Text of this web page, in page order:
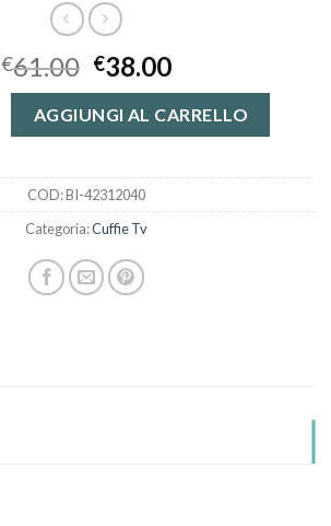
€61.00 €38.00
AGGIUNGI AL CARRELLO
COD:BI-42312040
Categoria:Cuffie Tv